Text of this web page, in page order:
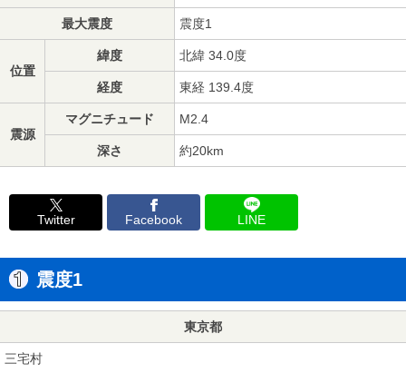
最大震度 震度1
位置
緯度 北緯 34.0度
経度 東経 139.4度
震源
マグニチュード M2.4
深さ 約20km
Twitter Facebook LINE
震度1
東京都
三宅村